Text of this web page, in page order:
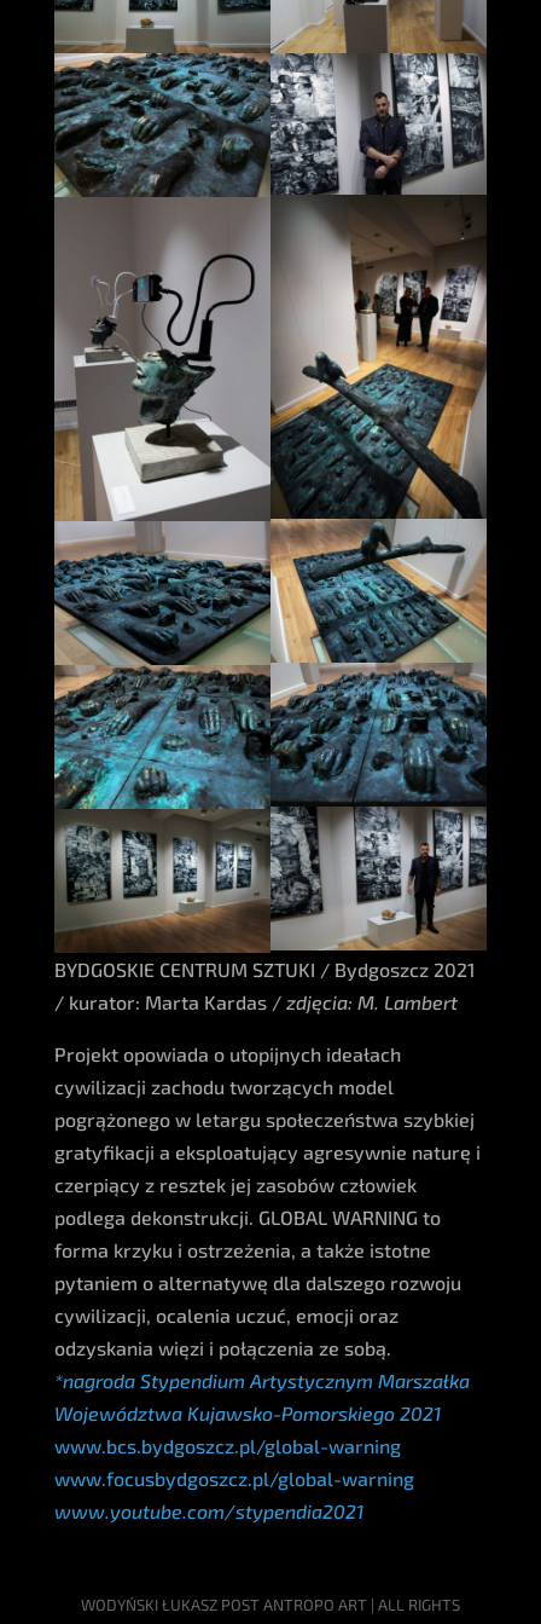
BYDGOSKIE CENTRUM SZTUKI / Bydgoszcz 2021
/ kurator: Marta Kardas / zdjęcia: M. Lambert
Projekt opowiada o utopijnych ideałach
cywilizacji zachodu tworzących model
pogrążonego w letargu społeczeństwa szybkiej
gratyfikacji a eksploatujący agresywnie naturę i
czerpiący z resztek jej zasobów człowiek
podlega dekonstrukcji. GLOBAL WARNING to
forma krzyku i ostrzeżenia, a także istotne
pytaniem o alternatywę dla dalszego rozwoju
cywilizacji, ocalenia uczuć, emocji oraz
odzyskania więzi i połączenia ze sobą.
*nagroda Stypendium Artystycznym Marszałka
Województwa Kujawsko-Pomorskiego 2021
www.bcs.bydgoszcz.pl/global-warning
www.focusbydgoszcz.pl/global-warning
www.youtube.com/stypendia2021
WODYŃSKI ŁUKASZ POST ANTROPO ART | ALL RIGHTS